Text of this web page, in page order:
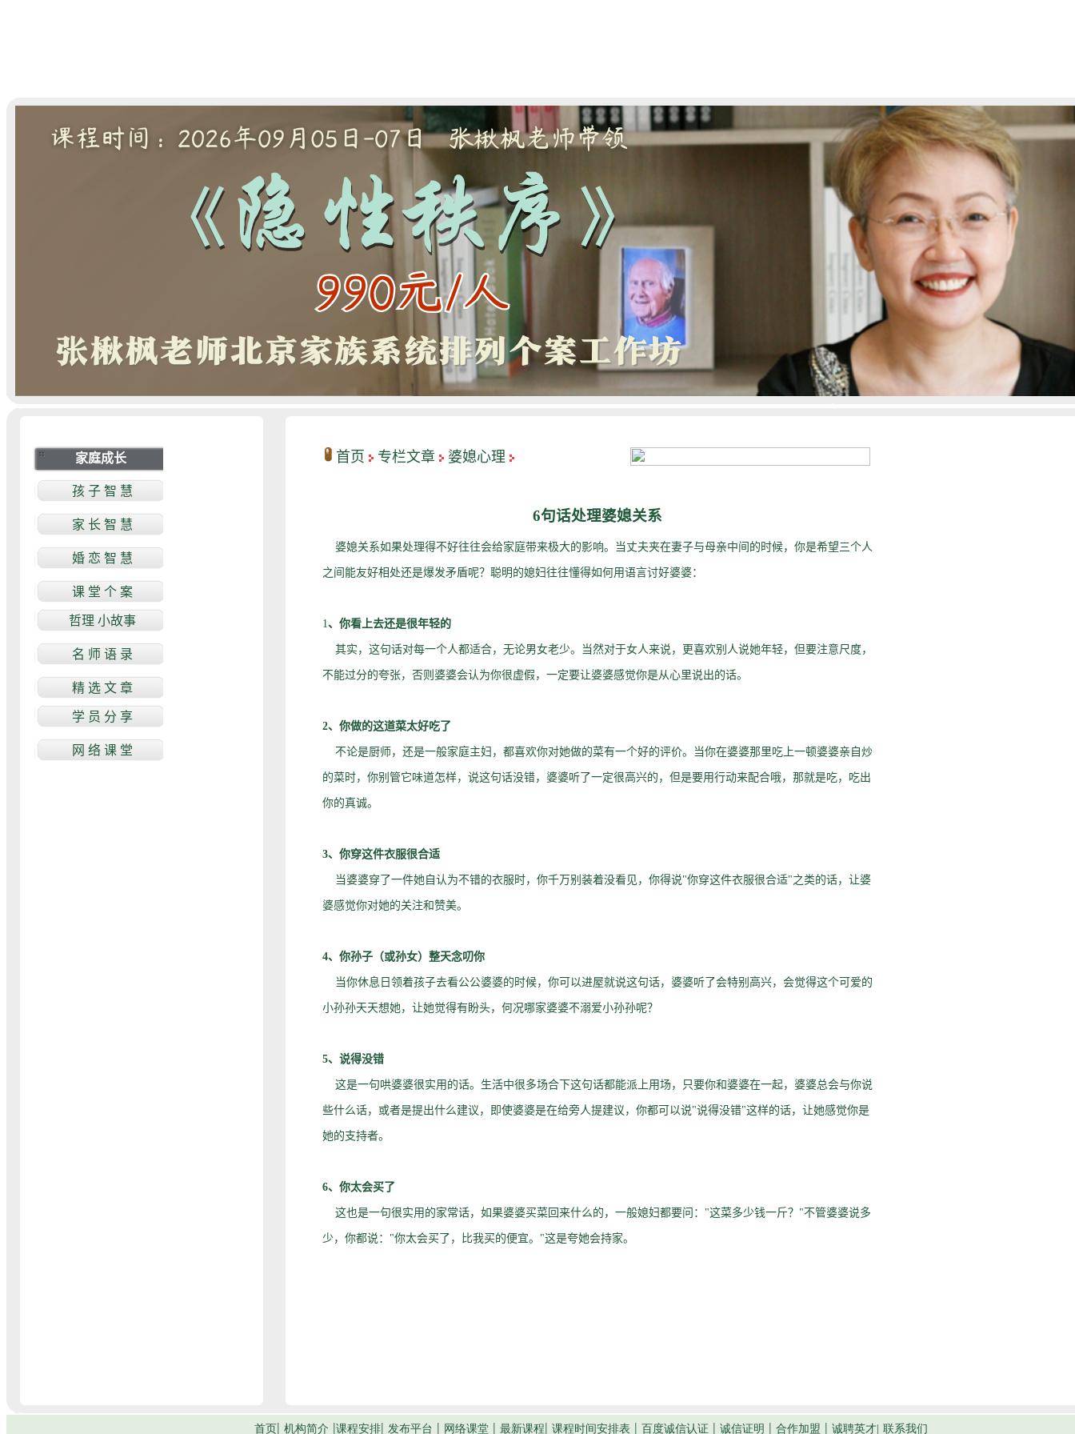
首页 专栏文章 婆媳心理
6句话处理婆媳关系
婆媳关系如果处理得不好往往会给家庭带来极大的影响。当丈夫夹在妻子与母亲中间的时候，你是希望三个人
之间能友好相处还是爆发矛盾呢？聪明的媳妇往往懂得如何用语言讨好婆婆：
1、你看上去还是很年轻的
其实，这句话对每一个人都适合，无论男女老少。当然对于女人来说，更喜欢别人说她年轻，但要注意尺度，
不能过分的夸张，否则婆婆会认为你很虚假，一定要让婆婆感觉你是从心里说出的话。
2、你做的这道菜太好吃了
不论是厨师，还是一般家庭主妇，都喜欢你对她做的菜有一个好的评价。当你在婆婆那里吃上一顿婆婆亲自炒
的菜时，你别管它味道怎样，说这句话没错，婆婆听了一定很高兴的，但是要用行动来配合哦，那就是吃，吃出
你的真诚。
3、你穿这件衣服很合适
当婆婆穿了一件她自认为不错的衣服时，你千万别装着没看见，你得说"你穿这件衣服很合适"之类的话，让婆
婆感觉你对她的关注和赞美。
4、你孙子（或孙女）整天念叨你
当你休息日领着孩子去看公公婆婆的时候，你可以进屋就说这句话，婆婆听了会特别高兴，会觉得这个可爱的
小孙孙天天想她，让她觉得有盼头，何况哪家婆婆不溺爱小孙孙呢？
5、说得没错
这是一句哄婆婆很实用的话。生活中很多场合下这句话都能派上用场，只要你和婆婆在一起，婆婆总会与你说
些什么话，或者是提出什么建议，即使婆婆是在给旁人提建议，你都可以说"说得没错"这样的话，让她感觉你是
她的支持者。
6、你太会买了
这也是一句很实用的家常话，如果婆婆买菜回来什么的，一般媳妇都要问："这菜多少钱一斤？"不管婆婆说多
少，你都说："你太会买了，比我买的便宜。"这是夸她会持家。